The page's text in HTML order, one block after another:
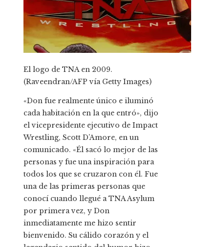
El logo de TNA en 2009.
(Raveendran/AFP vía Getty Images)
«Don fue realmente único e iluminó
cada habitación en la que entró», dijo
el vicepresidente ejecutivo de Impact
Wrestling, Scott D’Amore, en un
comunicado. «Él sacó lo mejor de las
personas y fue una inspiración para
todos los que se cruzaron con él. Fue
una de las primeras personas que
conocí cuando llegué a TNA Asylum
por primera vez, y Don
inmediatamente me hizo sentir
bienvenido. Su cálido corazón y el